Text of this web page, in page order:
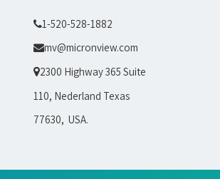
1-520-528-1882
mv@micronview.com
2300 Highway 365 Suite
110, Nederland Texas
77630, USA.